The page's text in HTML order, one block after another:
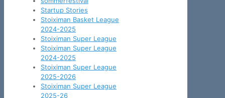
Startup Stories
Stoiximan Basket League
2024-2025
Stoiximan Super League
Stoiximan Super League
2024-2025
Stoiximan Super League
2025-2026
Stoiximan Super League
2025-26